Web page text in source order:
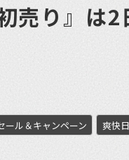
売り』は
ール＆キャンペーン 爽快